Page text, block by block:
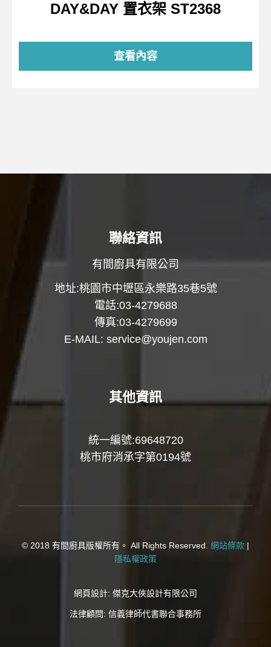
DAY&DAY 置衣架 ST2368
查看內容
聯絡資訊
有間廚具有限公司
地址:桃園市中壢區永樂路35巷5號
電話:03-4279688
傳真:03-4279699
E-MAIL: service@youjen.com
其他資訊
統一編號:69648720
桃市府消承字第0194號
© 2018 有間廚具版權所有。 All Rights Reserved. 網站條款 |
隱私權政策
網頁設計: 傑克大俠設計有限公司
法律顧問: 信義律師代書聯合事務所